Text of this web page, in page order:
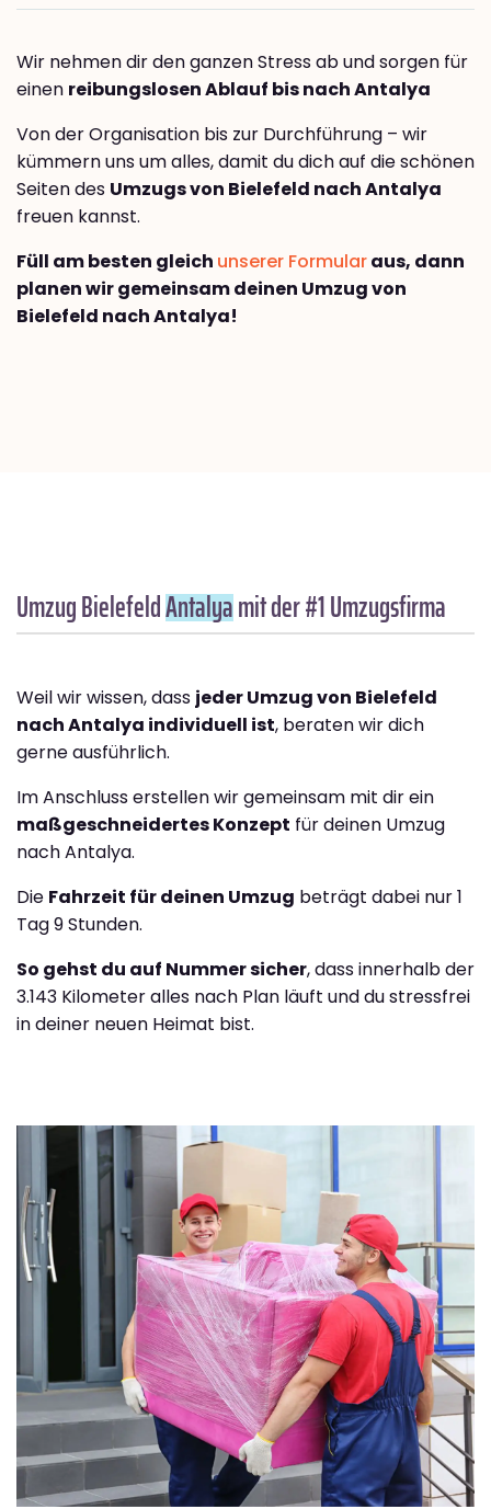
Wir nehmen dir den ganzen Stress ab und sorgen für
einen reibungslosen Ablauf bis nach Antalya
Von der Organisation bis zur Durchführung – wir
kümmern uns um alles, damit du dich auf die schönen
Seiten des Umzugs von Bielefeld nach Antalya
freuen kannst.
Füll am besten gleich unserer Formularaus, dann
planen wir gemeinsam deinen Umzug von
Bielefeld nach Antalya!
Umzug BielefeldAntalyamit der #1 Umzugsfirma
Weil wir wissen, dass jeder Umzug von Bielefeld
nach Antalya individuell ist, beraten wir dich
gerne ausführlich.
Im Anschluss erstellen wir gemeinsam mit dir ein
maßgeschneidertes Konzept für deinen Umzug
nach Antalya.
Die Fahrzeit für deinen Umzug beträgt dabei nur 1
Tag 9 Stunden.
So gehst du auf Nummer sicher, dass innerhalb der
3.143 Kilometer alles nach Plan läuft und du stressfrei
in deiner neuen Heimat bist.